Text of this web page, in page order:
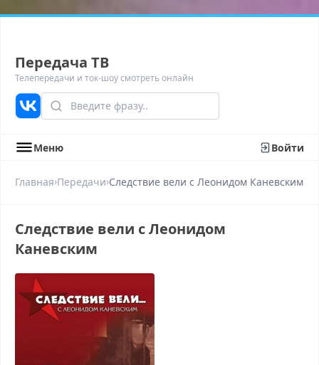
Передача ТВ
Телепередачи и ток-шоу смотреть онлайн
Меню Войти
Главная›Передачи›Следствие вели с Леонидом Каневским
Следствие вели с Леонидом
Каневским